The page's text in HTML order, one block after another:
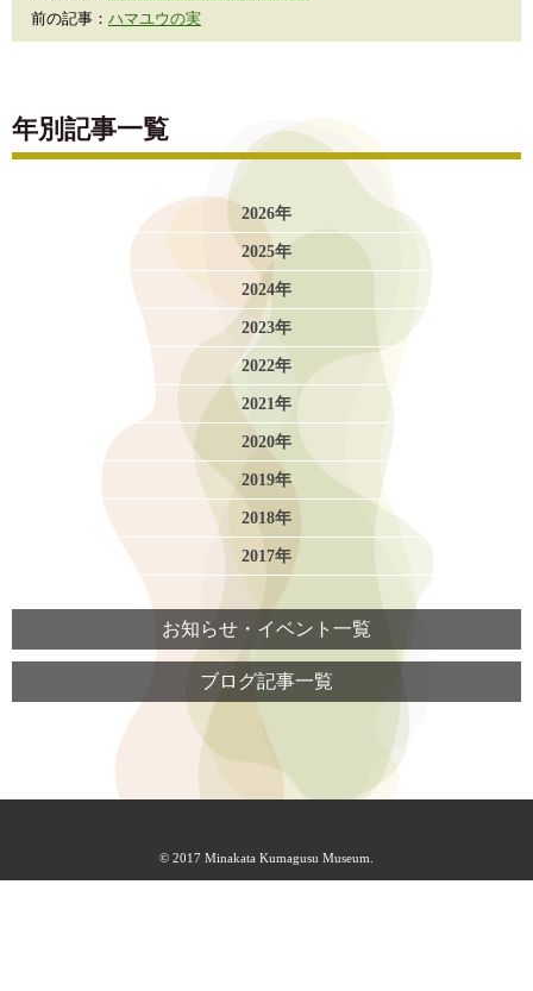
前の記事： ハマユウの実
年別記事一覧
2026年
2025年
2024年
2023年
2022年
2021年
2020年
2019年
2018年
2017年
お知らせ・イベント一覧
ブログ記事一覧
© 2017 Minakata Kumagusu Museum.